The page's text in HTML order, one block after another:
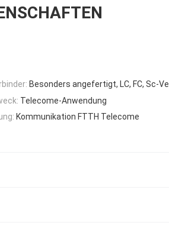
Besonders angefertigt, LC, FC, Sc-
Telecome-Anwendung
Kommunikation FTTH Telecome